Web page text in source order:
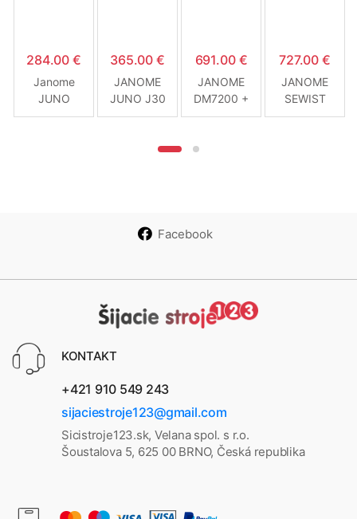
284.00 €
Janome
JUNO
E1030
365.00 €
JANOME
JUNO J30
691.00 €
JANOME
DM7200 +
prídavný
727.00 €
JANOME
SEWIST
780DC
Facebook
KONTAKT
+421 910 549 243
sijaciestroje123@gmail.com
Sicistroje123.sk, Velana spol. s r.o.
Šoustalova 5, 625 00 BRNO, Česká republika